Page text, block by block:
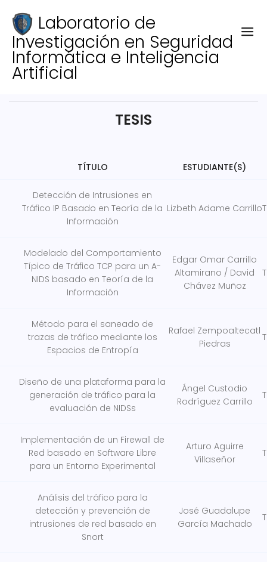
Laboratorio de
Investigación en Seguridad
Informática e Inteligencia
Artificial
TESIS
TÍTULO ESTUDIANTE(S)
Detección de Intrusiones en
Tráfico IP Basado en Teoría de la
Información
Lizbeth Adame Carrillo
Modelado del Comportamiento
Típico de Tráfico TCP para un A-
NIDS basado en Teoría de la
Información
Edgar Omar Carrillo
Altamirano / David
Chávez Muñoz
Método para el saneado de
trazas de tráfico mediante los
Espacios de Entropía
Rafael Zempoaltecatl
Piedras
Diseño de una plataforma para la
generación de tráfico para la
evaluación de NIDSs
Ángel Custodio
Rodríguez Carrillo
Implementación de un Firewall de
Red basado en Software Libre
para un Entorno Experimental
Arturo Aguirre
Villaseñor
Análisis del tráfico para la
detección y prevención de
intrusiones de red basado en
Snort
José Guadalupe
García Machado